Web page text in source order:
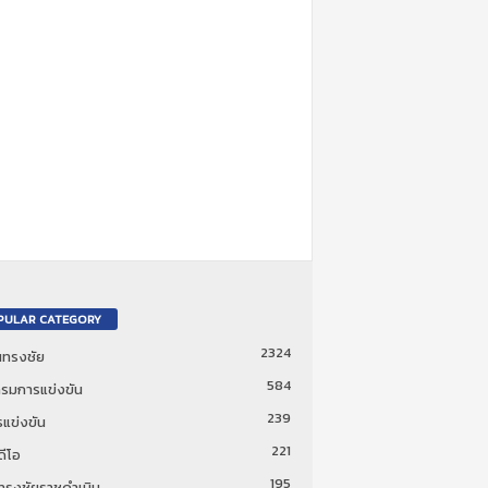
CATEGORY
รงชัย
2324
มการแข่งขัน
584
ข่งขัน
239
อ
221
195